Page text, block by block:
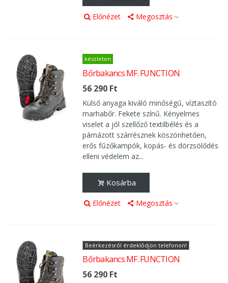
Előnézet Megosztás
készleten
Bőrbakancs MF. FUNCTION
56 290 Ft
Külső anyaga kiváló minőségű, víztaszító
marhabőr. Fekete színű. Kényelmes
viselet a jól szellőző textilbélés és a
párnázott szárrésznek köszönhetően,
erős fűzőkampók, kopás- és dörzsölődés
elleni védelem az...
Kosárba
Előnézet Megosztás
Beérkezésről érdeklődjön telefonon!
Bőrbakancs MF. FUNCTION
56 290 Ft